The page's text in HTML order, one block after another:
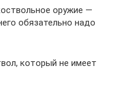
оружие —
обязательно надо
который не имеет